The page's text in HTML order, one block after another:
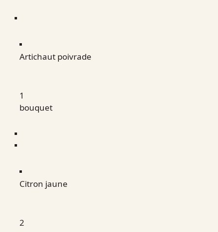
Artichaut poivrade
1
bouquet
Citron jaune
2